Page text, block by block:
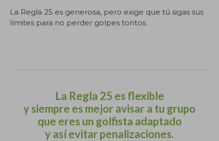
La Regla 25 es generosa, pero exige que tú sigas sus
límites para no perder golpes tontos.
La Regla 25 es flexible
y siempre es mejor avisar a tu grupo
que eres un golfista adaptado
y así evitar penalizaciones.